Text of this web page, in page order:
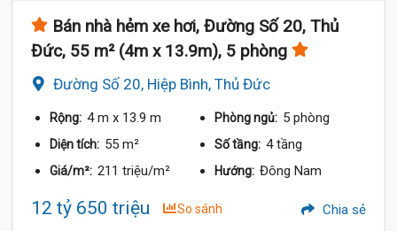
Bán nhà hẻm xe hơi, Đường Số 20, Thủ
Đức, 55 m² (4m x 13.9m), 5 phòng
Đường Số 20, Hiệp Bình, Thủ Đức
Rộng: 4 m x 13.9 m Phòng ngủ: 5 phòng
Diện tích: 55 m² Số tầng: 4 tầng
Giá/m²: 211 triệu/m² Hướng: Đông Nam
12 tỷ 650 triệu So sánh Chia sẻ